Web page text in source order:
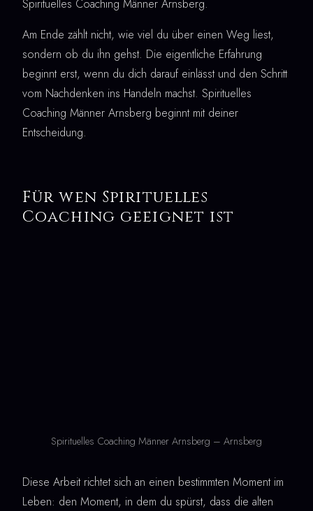
Spirituelles Coaching Männer Arnsberg.
Am Ende zählt nicht, wie viel du über einen Weg liest,
sondern ob du ihn gehst. Die eigentliche Erfahrung
beginnt erst, wenn du dich darauf einlässt und den Schritt
vom Nachdenken ins Handeln machst. Spirituelles
Coaching Männer Arnsberg beginnt mit deiner
Entscheidung.
Für wen Spirituelles
Coaching geeignet ist
Spirituelles Coaching Männer Arnsberg – Arnsberg
Diese Arbeit richtet sich an einen bestimmten Moment im
Leben: den Moment, in dem du spürst, dass die alten